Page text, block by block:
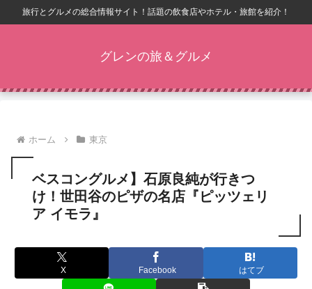
旅行とグルメの総合情報サイト！話題の飲食店やホテル・旅館を紹介！
グレンの旅＆グルメ
ホーム 東京
ベスコングルメ】石原良純が行きつ
け！世田谷のピザの名店『ピッツェリ
ア イモラ』
X Facebook はてブ